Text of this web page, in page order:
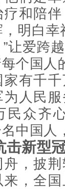
疗和陪
明白
让爱跨
个国人
千千
为人民
民众齐
中国人
击新型
披荆
，全